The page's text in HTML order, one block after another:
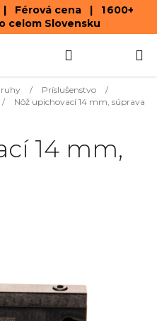
| Férová cena | 1 600+
celom Slovensku
KOŠÍK
/ Príslušenstvo
/
/ Nôž upichovací 14 mm, súprava
14 mm,